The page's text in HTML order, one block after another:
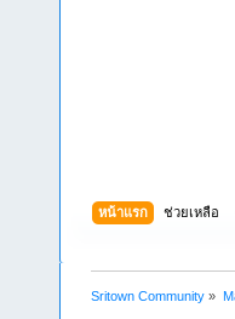
หน้าแรก ช่วยเหลือ
Sritown Community »